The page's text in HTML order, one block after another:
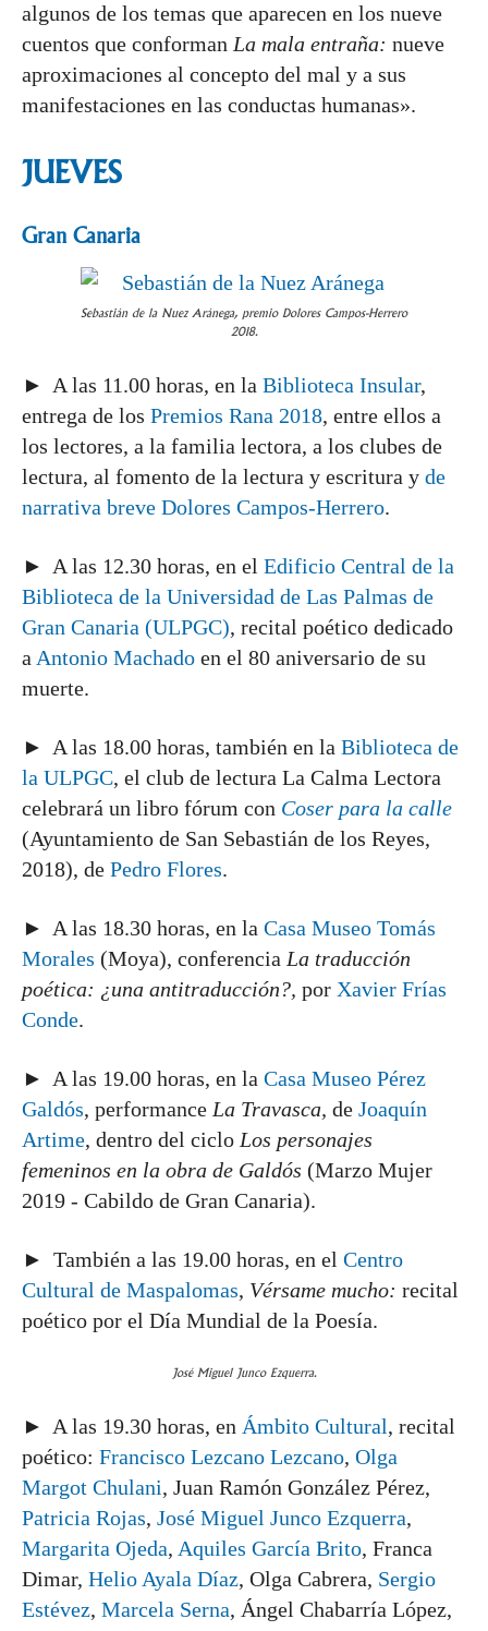
algunos de los temas que aparecen en los nueve
cuentos que conforman La mala entraña: nueve
aproximaciones al concepto del mal y a sus
manifestaciones en las conductas humanas».
JUEVES
Gran Canaria
Sebastián de la Nuez Aránega, premio Dolores Campos-Herrero
2018.
► A las 11.00 horas, en la Biblioteca Insular,
entrega de los Premios Rana 2018, entre ellos a
los lectores, a la familia lectora, a los clubes de
lectura, al fomento de la lectura y escritura y de
narrativa breve Dolores Campos-Herrero.
► A las 12.30 horas, en el Edificio Central de la
Biblioteca de la Universidad de Las Palmas de
Gran Canaria (ULPGC), recital poético dedicado
a Antonio Machado en el 80 aniversario de su
muerte.
► A las 18.00 horas, también en la Biblioteca de
la ULPGC, el club de lectura La Calma Lectora
celebrará un libro fórum con Coser para la calle
(Ayuntamiento de San Sebastián de los Reyes,
2018), de Pedro Flores.
► A las 18.30 horas, en la Casa Museo Tomás
Morales (Moya), conferencia La traducción
poética: ¿una antitraducción?, por Xavier Frías
Conde.
► A las 19.00 horas, en la Casa Museo Pérez
Galdós, performance La Travasca, de Joaquín
Artime, dentro del ciclo Los personajes
femeninos en la obra de Galdós (Marzo Mujer
2019 - Cabildo de Gran Canaria).
► También a las 19.00 horas, en el Centro
Cultural de Maspalomas, Vérsame mucho: recital
poético por el Día Mundial de la Poesía.
José Miguel Junco Ezquerra.
► A las 19.30 horas, en Ámbito Cultural, recital
poético: Francisco Lezcano Lezcano, Olga
Margot Chulani, Juan Ramón González Pérez,
Patricia Rojas, José Miguel Junco Ezquerra,
Margarita Ojeda, Aquiles García Brito, Franca
Dimar, Helio Ayala Díaz, Olga Cabrera, Sergio
Estévez, Marcela Serna, Ángel Chabarría López,